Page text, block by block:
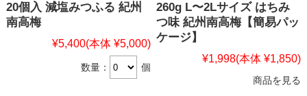
20個入 減塩みつふる 紀州
南高梅
¥5,400(本体 ¥5,000)
数量： 個
260g L〜2Lサイズ はちみ
つ味 紀州南高梅【簡易パッ
ケージ】
¥1,998(本体 ¥1,850)
商品を見る